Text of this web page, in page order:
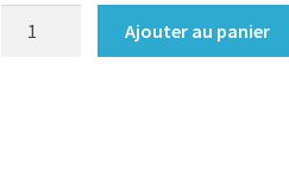
Ajouter au panier